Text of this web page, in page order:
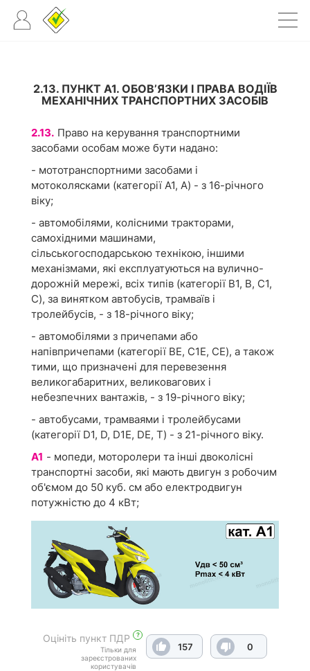
2.13. ПУНКТ А1. ОБОВ’ЯЗКИ І ПРАВА ВОДІЇВ
МЕХАНІЧНИХ ТРАНСПОРТНИХ ЗАСОБІВ
2.13. Право на керування транспортними
засобами особам може бути надано:
- мототранспортними засобами і
мотоколясками (категорії А1, А) - з 16-річного
віку;
- автомобілями, колісними тракторами,
самохідними машинами,
сільськогосподарською технікою, іншими
механізмами, які експлуатуються на вулично-
дорожній мережі, всіх типів (категорії В1, В, С1,
С), за винятком автобусів, трамваїв і
тролейбусів, - з 18-річного віку;
- автомобілями з причепами або
напівпричепами (категорії ВЕ, С1Е, СЕ), а також
тими, що призначені для перевезення
великогабаритних, великовагових і
небезпечних вантажів, - з 19-річного віку;
- автобусами, трамваями і тролейбусами
(категорії D1, D, D1Е, DЕ, Т) - з 21-річного віку.
А1 - мопеди, моторолери та інші двоколісні
транс­портні засоби, які мають двигун з робочим
об'ємом до 50 куб. см або електродвигун
потужністю до 4 кВт;
Оцініть пункт ПДР ?
Тільки для
зареєстрованих
користувачів
157 0